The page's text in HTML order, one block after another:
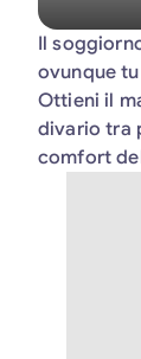
Il
ovunque
Ottieni il
divario tra
comfort